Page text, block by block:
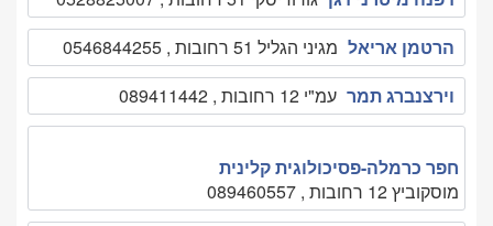
הרטמן אריאל מגיני הגליל 51 רחובות , 0546844255
וירצנברג תמר עמ"י 12 רחובות , 089411442
חפר כרמלה-פסיכולוגית קלינית
מוסקוביץ 12 רחובות , 089460557